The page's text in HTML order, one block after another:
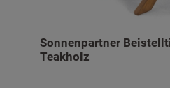
Sonnenpartner
Teakholz